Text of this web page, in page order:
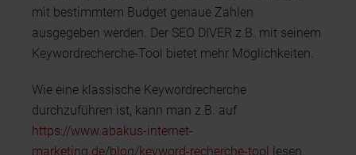
mit bestimmtem Budget genaue Zahlen
ausgegeben werden. Der SEO DIVER z.B. mit seinem
Keywordrecherche-Tool bietet mehr Möglichkeiten.
Wie eine klassische Keywordrecherche
durchzuführen ist, kann man z.B. auf
https://www.abakus-internet-
marketing.de/blog/keyword-recherche-tool lesen.